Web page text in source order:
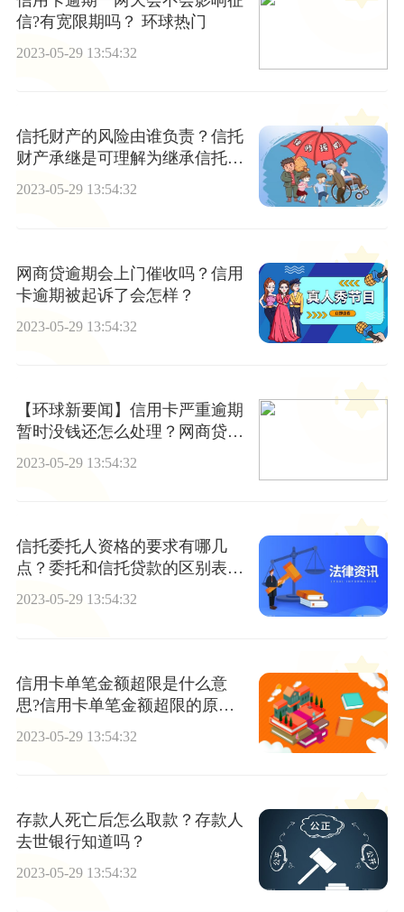
信?有宽限期吗？ 环球热门
2023-05-29 13:54:32
信托财产的风险由谁负责？信托
财产承继是可理解为继承信托财
产吗？
2023-05-29 13:54:32
网商贷逾期会上门催收吗？信用
卡逾期被起诉了会怎样？
2023-05-29 13:54:32
【环球新要闻】信用卡严重逾期
暂时没钱还怎么处理？网商贷几
2023-05-29 13:54:32
信托委托人资格的要求有哪几
点？委托和信托贷款的区别表现
在哪几个方面？
2023-05-29 13:54:32
信用卡单笔金额超限是什么意
思?信用卡单笔金额超限的原因
2023-05-29 13:54:32
存款人死亡后怎么取款？存款人
去世银行知道吗？
2023-05-29 13:54:32